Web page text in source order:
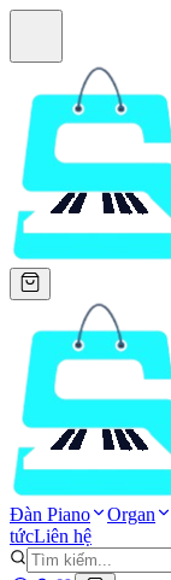
Đàn Piano
Organ
tứcLiên hệ